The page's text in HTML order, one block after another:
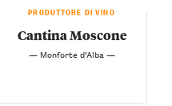
PRODUTTORE DI VINO
Cantina Moscone
— Monforte d’Alba —